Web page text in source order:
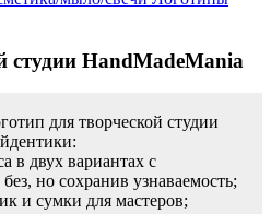
студии HandMadeMania
для творческой студии
в двух вариантах с
но сохранив узнаваемость;
и сумки для мастеров;